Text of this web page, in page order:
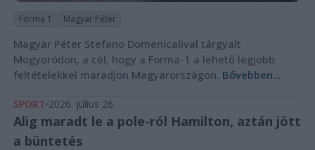
Forma 1 Magyar Péter
Magyar Péter Stefano Domenicalival tárgyalt
Mogyoródon, a cél, hogy a Forma-1 a lehető legjobb
feltételekkel maradjon Magyarországon. Bővebben...
SPORT 2026. július 26.
Alig maradt le a pole-ról Hamilton, aztán jött
a büntetés